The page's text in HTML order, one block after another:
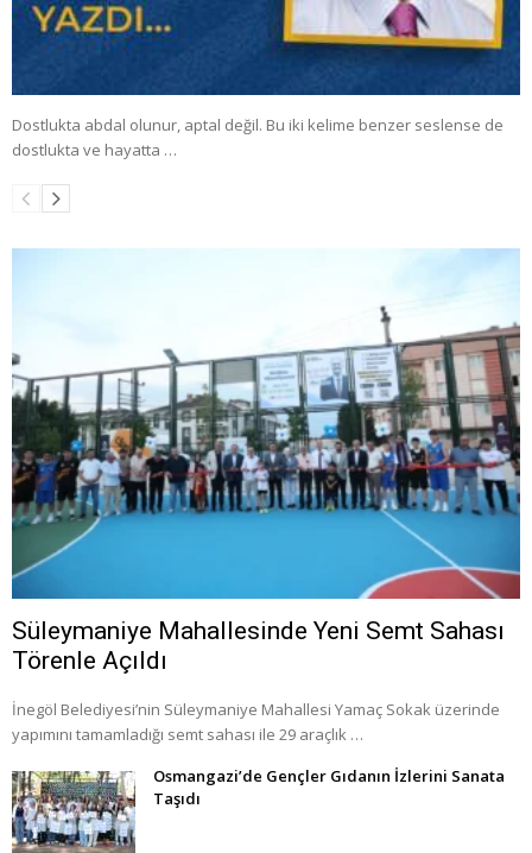
Dostlukta abdal olunur, aptal değil. Bu iki kelime benzer seslense de
dostlukta ve hayatta …
Süleymaniye Mahallesinde Yeni Semt Sahası
Törenle Açıldı
İnegöl Belediyesi’nin Süleymaniye Mahallesi Yamaç Sokak üzerinde
yapımını tamamladığı semt sahası ile 29 araçlık …
Osmangazi’de Gençler Gıdanın İzlerini Sanata
Taşıdı